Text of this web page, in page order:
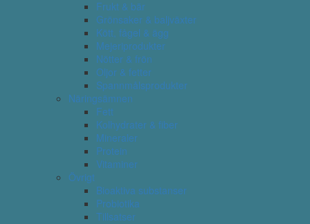
Frukt & bär
Grönsaker & baljväxter
Kött, fågel & ägg
Mejeriprodukter
Nötter & frön
Oljor & fetter
Spannmålsprodukter
Näringsämnen
Fett
Kolhydrater & fiber
Mineraler
Protein
Vitaminer
Övrigt
Bioaktiva substanser
Probiotika
Tillsatser